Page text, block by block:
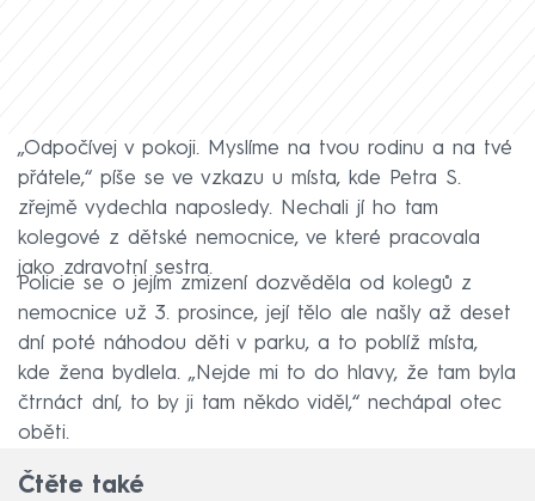
„Odpočívej v pokoji. Myslíme na tvou rodinu a na tvé
přátele,“ píše se ve vzkazu u místa, kde Petra S.
zřejmě vydechla naposledy. Nechali jí ho tam
kolegové z dětské nemocnice, ve které pracovala
jako zdravotní sestra.
Policie se o jejím zmizení dozvěděla od kolegů z
nemocnice už 3. prosince, její tělo ale našly až deset
dní poté náhodou děti v parku, a to poblíž místa,
kde žena bydlela. „Nejde mi to do hlavy, že tam byla
čtrnáct dní, to by ji tam někdo viděl,“ nechápal otec
oběti.
Čtěte také